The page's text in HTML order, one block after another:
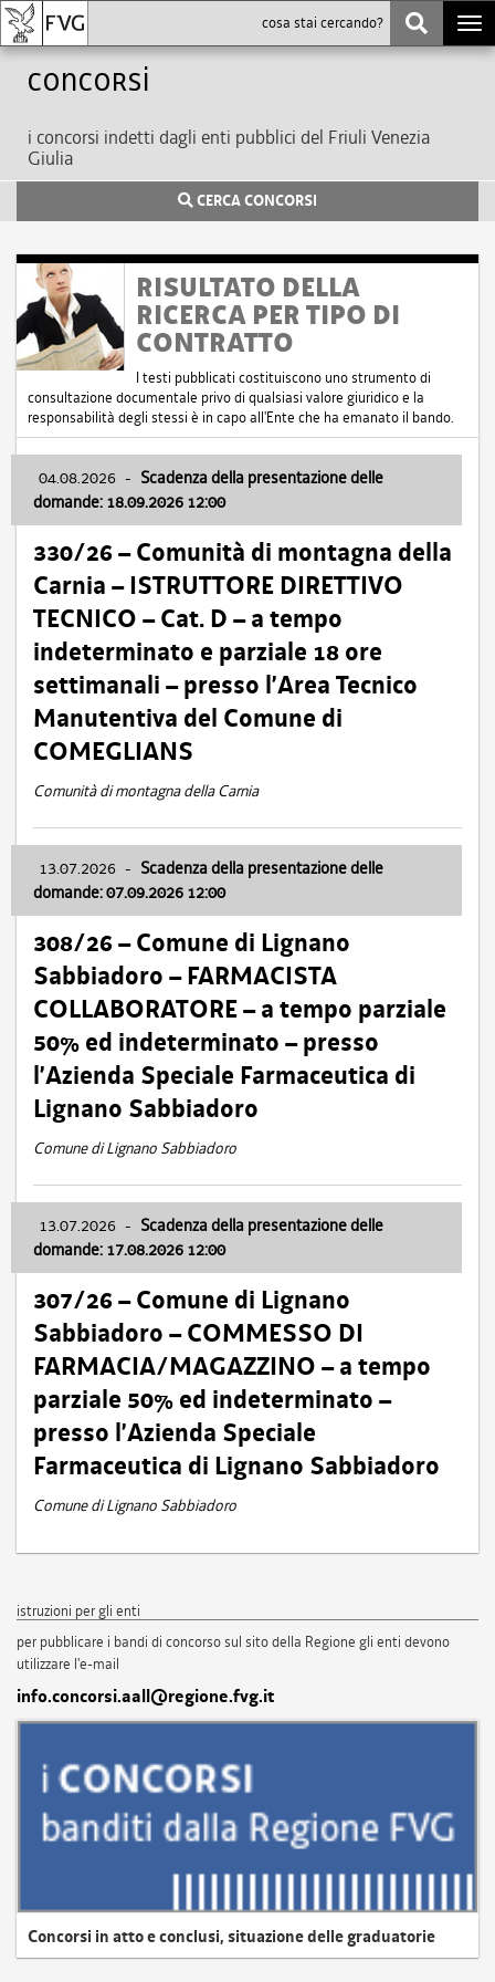
Concorsi
i concorsi indetti dagli enti pubblici del Friuli Venezia
Giulia
CERCA CONCORSI
RISULTATO DELLA
RICERCA PER TIPO DI
CONTRATTO
I testi pubblicati costituiscono uno strumento di
consultazione documentale privo di qualsiasi valore giuridico e la
responsabilità degli stessi è in capo all'Ente che ha emanato il bando.
04.08.2026 - Scadenza della presentazione delle
domande: 18.09.2026 12:00
330/26 – Comunità di montagna della
Carnia – ISTRUTTORE DIRETTIVO
TECNICO – Cat. D – a tempo
indeterminato e parziale 18 ore
settimanali – presso l’Area Tecnico
Manutentiva del Comune di
COMEGLIANS
Comunità di montagna della Carnia
13.07.2026 - Scadenza della presentazione delle
domande: 07.09.2026 12:00
308/26 – Comune di Lignano
Sabbiadoro – FARMACISTA
COLLABORATORE – a tempo parziale
50% ed indeterminato – presso
l’Azienda Speciale Farmaceutica di
Lignano Sabbiadoro
Comune di Lignano Sabbiadoro
13.07.2026 - Scadenza della presentazione delle
domande: 17.08.2026 12:00
307/26 – Comune di Lignano
Sabbiadoro – COMMESSO DI
FARMACIA/MAGAZZINO – a tempo
parziale 50% ed indeterminato –
presso l’Azienda Speciale
Farmaceutica di Lignano Sabbiadoro
Comune di Lignano Sabbiadoro
istruzioni per gli enti
per pubblicare i bandi di concorso sul sito della Regione gli enti devono
utilizzare l'e-mail
info.concorsi.aall@regione.fvg.it
Concorsi in atto e conclusi, situazione delle graduatorie